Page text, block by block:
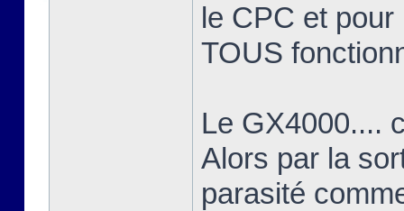
le CPC et pour
TOUS
Le GX4000....
Alors par la
parasité